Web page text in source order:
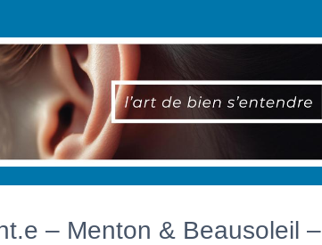
– Menton & Beausoleil –